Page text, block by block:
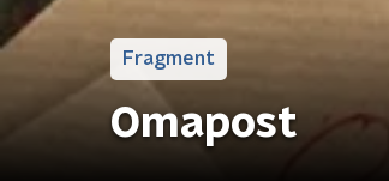
Fragment
Omapost